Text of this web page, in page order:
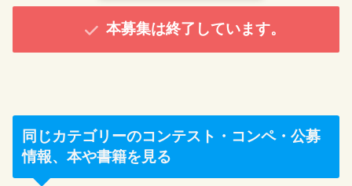
本募集は終了しています。
同じカテゴリーのコンテスト・コンペ・公募
情報、本や書籍を見る